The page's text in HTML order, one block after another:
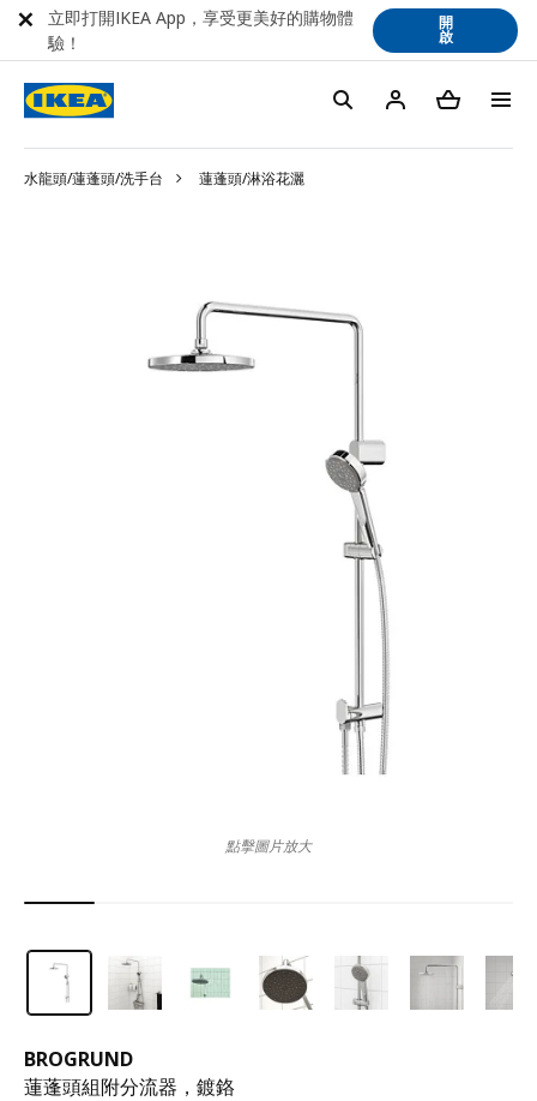
水龍頭/蓮蓬頭/洗手台 蓮蓬頭/淋浴花灑
BROGRUND
蓮蓬頭組附分流器，鍍鉻
點擊圖片放大
立即打開IKEA App，享受更美好的購物體
驗！
開
啟